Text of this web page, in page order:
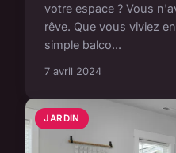
votre espace ? Vous
rêve. Que vous viviez
simple balco...
7 avril 2024
JARDIN